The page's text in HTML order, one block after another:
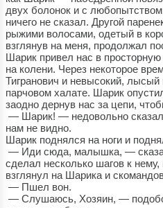
двух болонок и с
ничего не сказал. Другой
рыжими волосами, одетый в
взглянув на меня, продолжал
Шарик привел нас в просторную
на колени. Через некоторое
Тигранович и невысокий,
парчовом халате. Шарик
заодно дернув нас за цепи,
— Шарик! — недовольно сказал
нам не видно.
Шарик поднялся на ноги и
— Иди сюда, малышка, —
сделал несколько шагов к
взглянул на Шарика и
— Пшел вон.
— Слушаюсь, Хозяин, —